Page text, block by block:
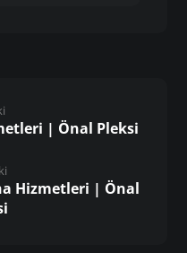
| Önal Pleksi
Hizmetleri | Önal